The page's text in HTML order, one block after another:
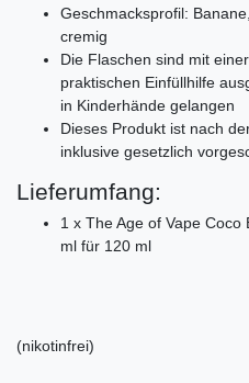
Geschmacksprofil:
cremig
Die Flaschen sind mit
praktischen Einfüllhilfe
in Kinderhände gelangen
Dieses Produkt ist nach
inklusive gesetzlich
Lieferumfang:
1 x The Age of Vape
ml für 120 ml
(nikotinfrei)